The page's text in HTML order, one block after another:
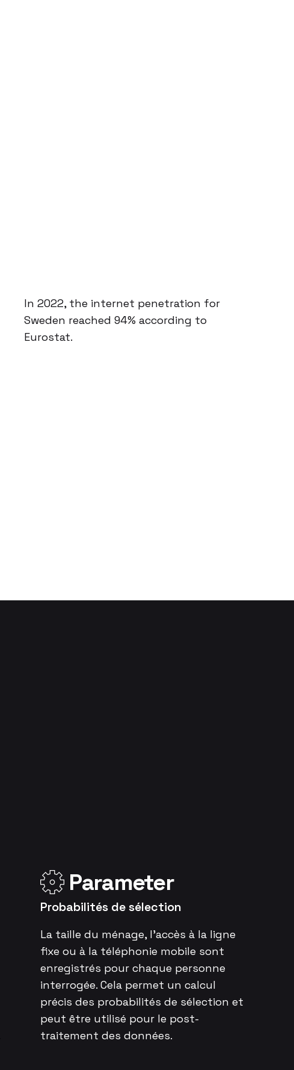
In 2022, the internet penetration for
Sweden reached 94% according to
Eurostat.
Parameter
Probabilités de sélection
La taille du ménage, l’accès à la ligne
fixe ou à la téléphonie mobile sont
enregistrés pour chaque personne
interrogée. Cela permet un calcul
précis des probabilités de sélection et
peut être utilisé pour le post-
traitement des données.